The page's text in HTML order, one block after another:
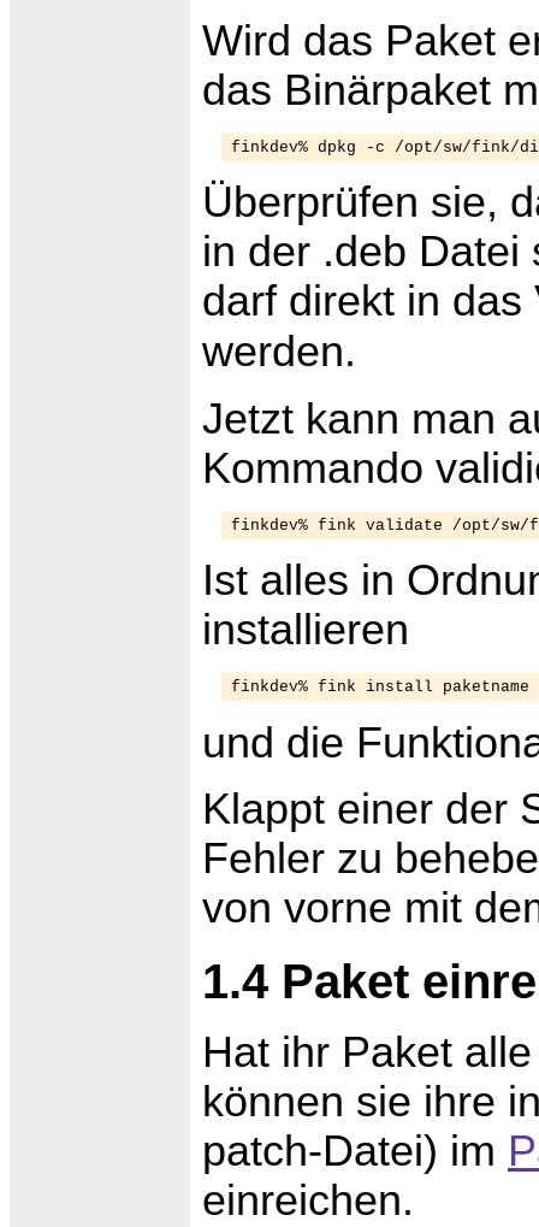
Wird das Paket
das Binärpaket
Überprüfen sie,
in der .deb Datei
darf direkt in
werden.
Jetzt kann man
Kommando
Ist alles in
installieren
und die
Klappt einer der
Fehler zu
von vorne mit
1.4 Paket
Hat ihr Paket
können sie ihre
patch-Datei) im
einreichen.